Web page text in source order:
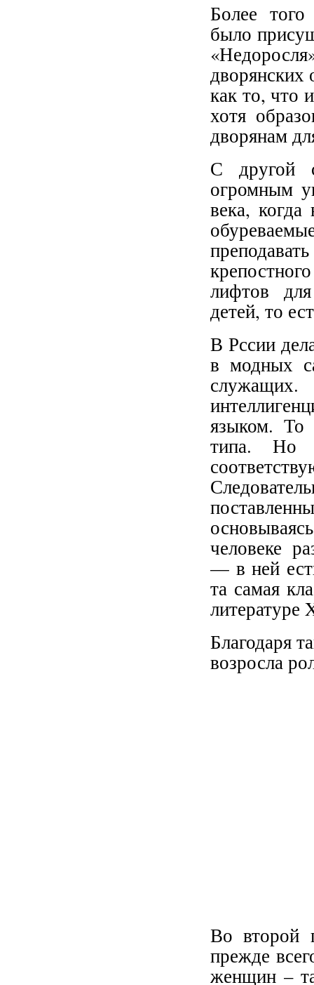
Более
было
как то, что
хотя
дворянам
С другой
огромным
века,
лифтов
детей, то
В Рссии
в модных
языком. То
типа. Но
человеке
— в ней
та самая
литературе
Благодаря
возросла
Во второй
прежде
женщин –